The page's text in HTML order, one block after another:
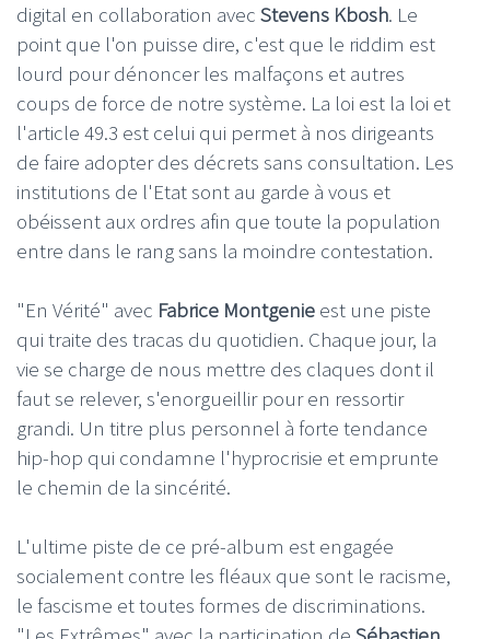
digital en collaboration avec Stevens Kbosh. Le
point que l'on puisse dire, c'est que le riddim est
lourd pour dénoncer les malfaçons et autres
coups de force de notre système. La loi est la loi et
l'article 49.3 est celui qui permet à nos dirigeants
de faire adopter des décrets sans consultation. Les
institutions de l'Etat sont au garde à vous et
obéissent aux ordres afin que toute la population
entre dans le rang sans la moindre contestation.
"En Vérité" avec Fabrice Montgenie est une piste
qui traite des tracas du quotidien. Chaque jour, la
vie se charge de nous mettre des claques dont il
faut se relever, s'enorgueillir pour en ressortir
grandi. Un titre plus personnel à forte tendance
hip-hop qui condamne l'hyprocrisie et emprunte
le chemin de la sincérité.
L'ultime piste de ce pré-album est engagée
socialement contre les fléaux que sont le racisme,
le fascisme et toutes formes de discriminations.